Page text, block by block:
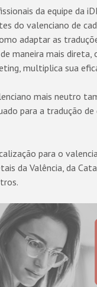
da equipe da
do valenciano de
adaptar as
maneira mais direta,
multiplica sua
mais neutro
para a tradução
para o
da Valência, da